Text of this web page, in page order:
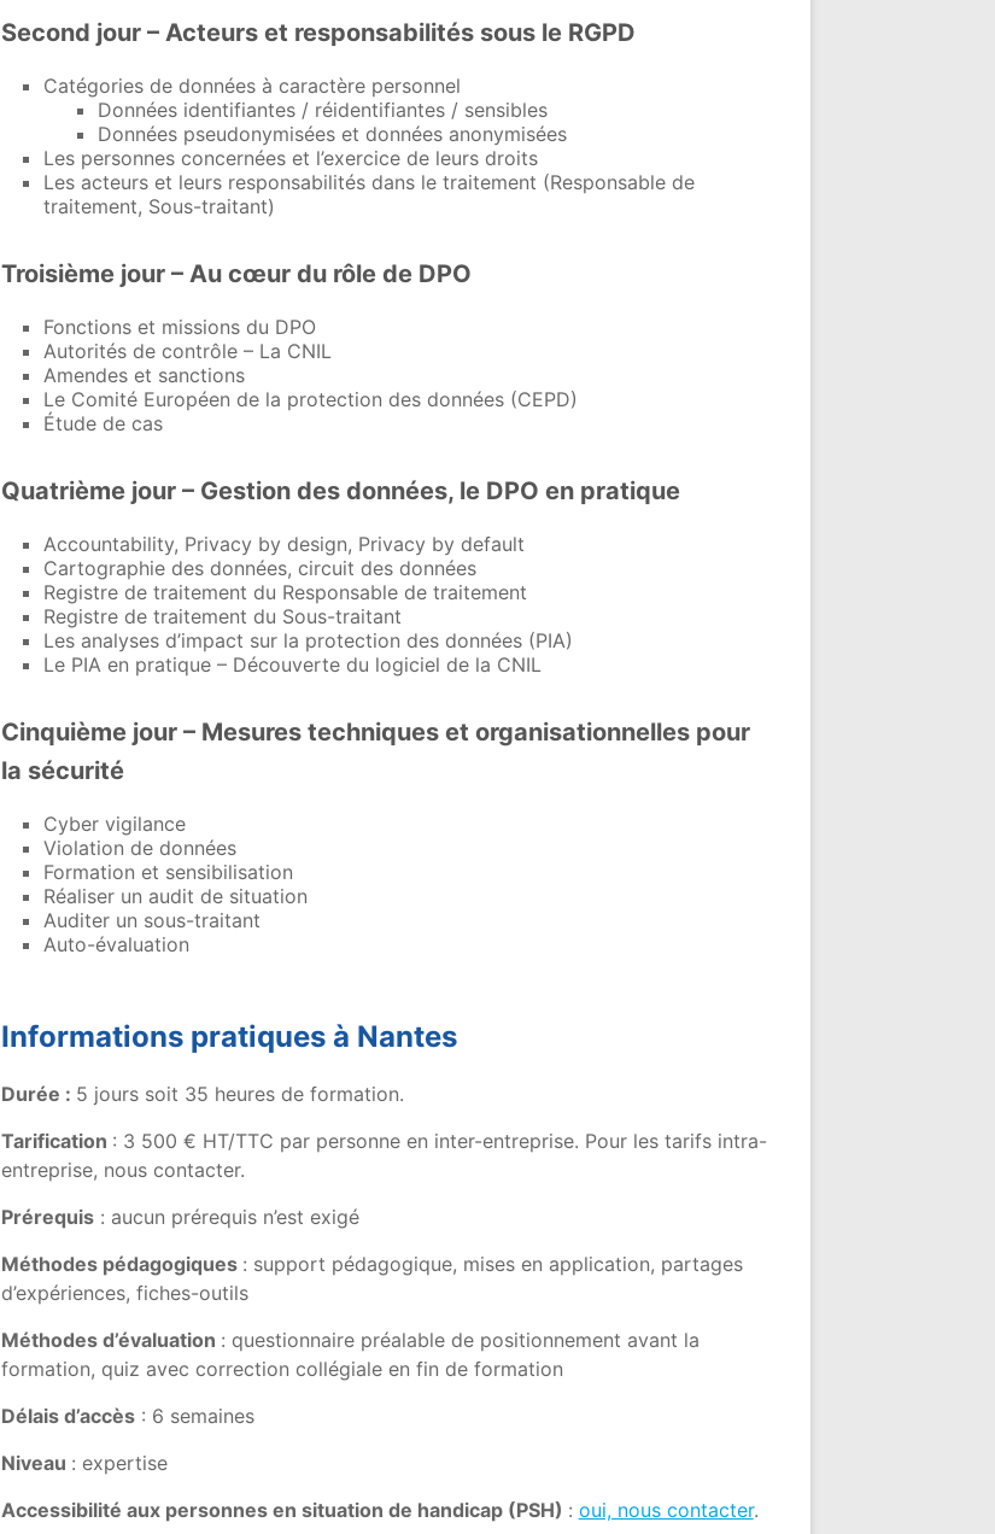
Second jour – Acteurs et responsabilités sous le RGPD
Catégories de données à caractère personnel
Données identifiantes / réidentifiantes / sensibles
Données pseudonymisées et données anonymisées
Les personnes concernées et l’exercice de leurs droits
Les acteurs et leurs responsabilités dans le traitement (Responsable de
traitement, Sous-traitant)
Troisième jour – Au cœur du rôle de DPO
Fonctions et missions du DPO
Autorités de contrôle – La CNIL
Amendes et sanctions
Le Comité Européen de la protection des données (CEPD)
Étude de cas
Quatrième jour – Gestion des données, le DPO en pratique
Accountability, Privacy by design, Privacy by default
Cartographie des données, circuit des données
Registre de traitement du Responsable de traitement
Registre de traitement du Sous-traitant
Les analyses d’impact sur la protection des données (PIA)
Le PIA en pratique – Découverte du logiciel de la CNIL
Cinquième jour – Mesures techniques et organisationnelles pour
la sécurité
Cyber vigilance
Violation de données
Formation et sensibilisation
Réaliser un audit de situation
Auditer un sous-traitant
Auto-évaluation
Informations pratiques à Nantes
Durée : 5 jours soit 35 heures de formation.
Tarification : 3 500 € HT/TTC par personne en inter-entreprise. Pour les tarifs intra-
entreprise, nous contacter.
Prérequis: aucun prérequis n’est exigé
Méthodes pédagogiques : support pédagogique, mises en application, partages
d’expériences, fiches-outils
Méthodes d’évaluation : questionnaire préalable de positionnement avant la
formation, quiz avec correction collégiale en fin de formation
Délais d’accès: 6 semaines
Niveau : expertise
Accessibilité aux personnes en situation de handicap (PSH) : oui, nous contacter.